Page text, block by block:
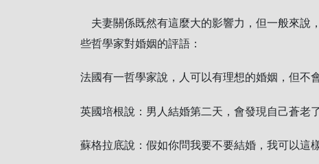
夫妻關係既然有這麼大的影響力，但一般來說
些哲學家對婚姻的評語：
法國有一哲學家說，人可以有理想的婚姻，但不
英國培根說：男人結婚第二天，會發現自己蒼老
蘇格拉底說：假如你問我要不要結婚，我可以這